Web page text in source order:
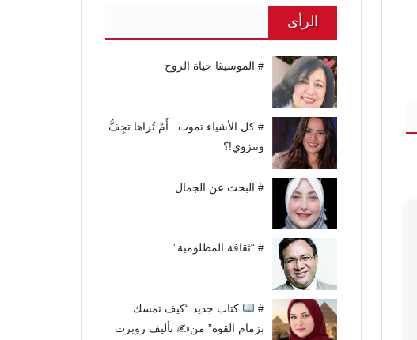
الرأى
# الموسيقا حياة الروح
# كل الأشياء تموت.. أَمْ تُراها تجِفُّ
وتنزوي!؟
# البحث عن الجمال
# “ثقافة المظلومية”
#
كتاب جديد “كيف تمسك
بزمام القوة” من✍ تأليف روبرت